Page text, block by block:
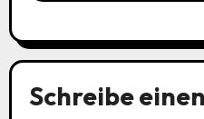
Schreibe